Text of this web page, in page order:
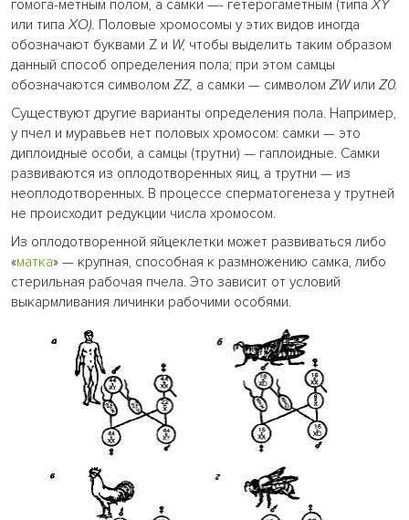
гомога-метным полом, а самки —- гетерогаметным (типаXY
или типаХО). Половые хромосомы у этих видов иногда
обозначают буквами Z и W, чтобы выделить таким образом
данный способ определения пола; при этом самцы
обозначаются символом ZZ, а самки — символом ZWили Z0.
Существуют другие варианты определения пола. Например,
у пчел и муравьев нет половых хромосом: самки — это
диплоидные особи, а самцы (трутни) — гаплоидные. Самки
развиваются из оплодотворенных яиц, а трутни — из
неоплодотворенных. В процессе сперматогенеза у трутней
не происходит редукции числа хромосом.
Из оплодотворенной яйцеклетки может развиваться либо
«матка» — крупная, способная к размножению самка, либо
стерильная рабочая пчела. Это зависит от условий
выкармливания личинки рабочими особями.